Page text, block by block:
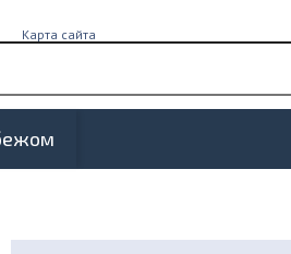
Карта сайта